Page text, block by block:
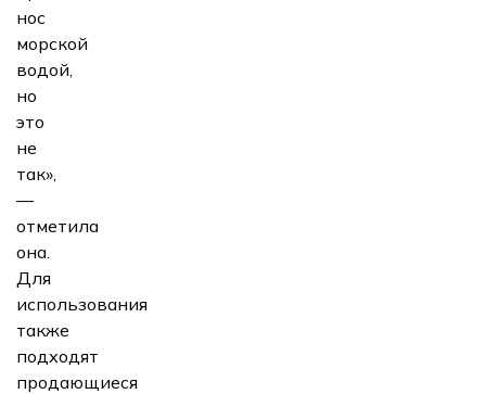
нос
морской
водой,
но
это
не
так»,
—
отметила
она.
Для
использования
также
подходят
продающиеся